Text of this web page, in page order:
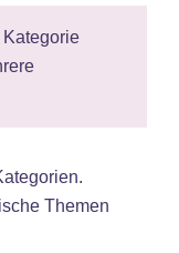
Kategorie
Themen